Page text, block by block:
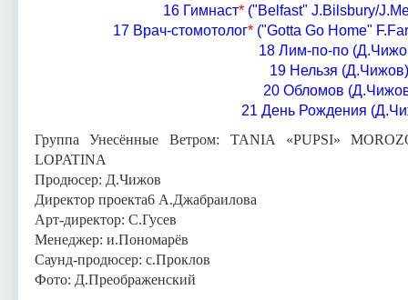
16 Гимнаст* ("Belfast" J.Bilsbury/
17 Врач-стомотолог* ("Gotta Go Home"
18 Лим-по-по
19 Нельзя (Д.Чижов)
20 Обломов
21 День Рождения
Группа Унесённые Ветром: TANIA «PUPSI»
LOPATINA
Продюсер: Д.Чижов
Директор проекта6 А.Джабраилова
Арт-директор: С.Гусев
Менеджер: и.Пономарёв
Саунд-продюсер: с.Проклов
Фото: Д.Преображенский